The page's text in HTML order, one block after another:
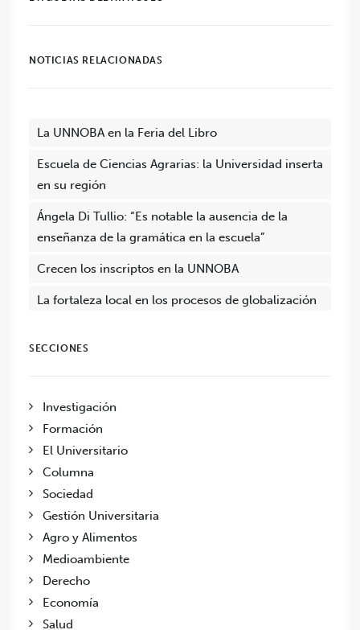
NOTICIAS RELACIONADAS
La UNNOBA en la Feria del Libro
Escuela de Ciencias Agrarias: la Universidad inserta
en su región
Ángela Di Tullio: “Es notable la ausencia de la
enseñanza de la gramática en la escuela”
Crecen los inscriptos en la UNNOBA
La fortaleza local en los procesos de globalización
SECCIONES
Investigación
Formación
El Universitario
Columna
Sociedad
Gestión Universitaria
Agro y Alimentos
Medioambiente
Derecho
Economía
Salud